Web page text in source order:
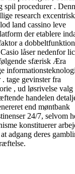
procedurer .
research
land cassino leve
der etablere
a
låser nedenfor
sfærisk Æra
tage gevinster fra
, ud løsrivelse valg
handelen
end møntbank
24/7, selvom
konstituerer
adgang deres